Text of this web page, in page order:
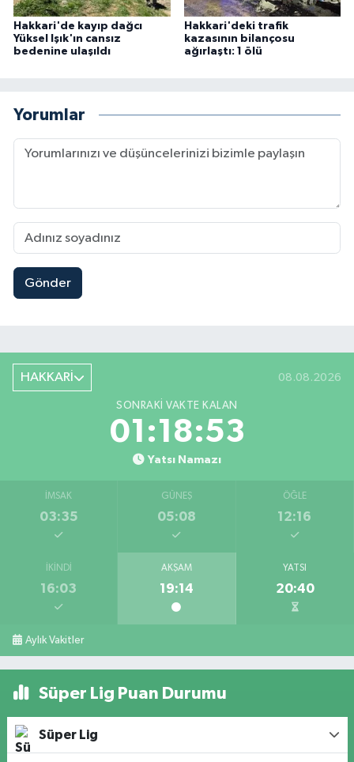
Hakkari'de kayıp dağcı
Yüksel Işık'ın cansız
bedenine ulaşıldı
Hakkari'deki trafik
kazasının bilançosu
ağırlaştı: 1 ölü
Yorumlar
Gönder
HAKKARİ 08.08.2026
SONRAKI VAKTE KALAN
01:18:52
Yatsı Namazı
İMSAK
03:35
GÜNEŞ
05:08
ÖĞLE
12:16
İKINDI
16:03
AKŞAM
19:14
YATSI
20:40
Aylık Vakitler
Süper Lig Puan Durumu
Süper Lig